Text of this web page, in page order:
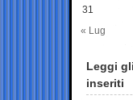
31
« Lug
Leggi
inseriti